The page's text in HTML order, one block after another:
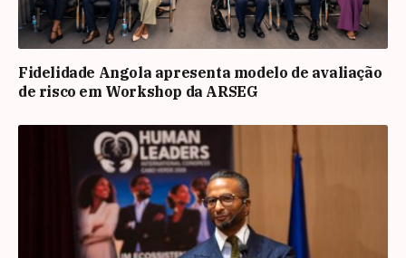
Fidelidade Angola apresenta modelo de avaliação
de risco em Workshop da ARSEG